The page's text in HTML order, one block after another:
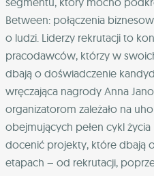
Between: połączenia
o ludzi. Liderzy rekrutacji to
pracodawców, którzy w
dbają o doświadczenie
wręczająca nagrody Anna
organizatorom zależało na
obejmujących pełen cykl
docenić projekty, które dbają
etapach – od rekrutacji,